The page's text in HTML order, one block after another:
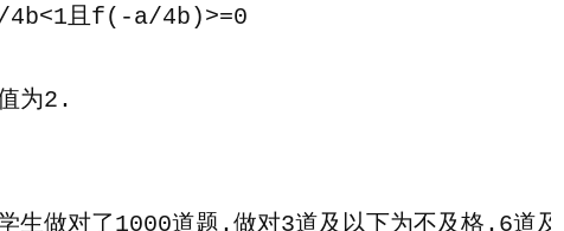
且f(-a/4b)>=0
为2.
生做对了1000道题.做对3道及以下为不及格.6道